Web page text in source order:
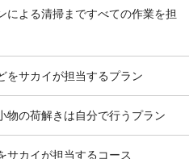
による清掃まですべての作業を担
をサカイが担当するプラン
物の荷解きは自分で行うプラン
サカイが担当するコース